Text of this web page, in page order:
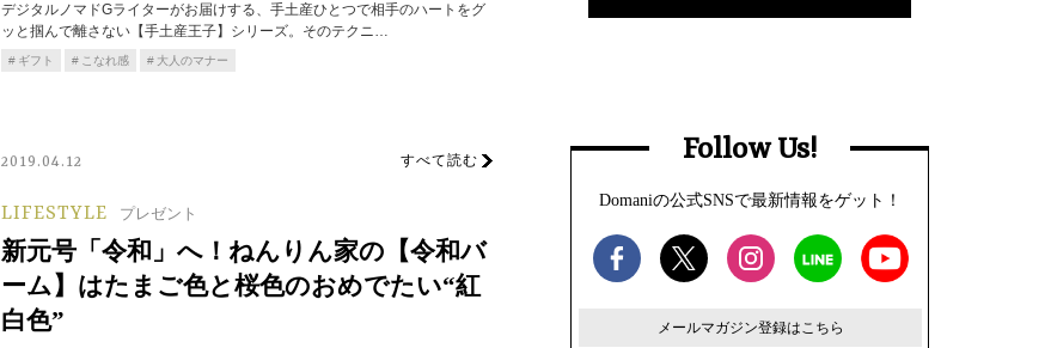
デジタルノマドGライターがお届けする、手土産ひとつで相手のハートをグ
ッと掴んで離さない【手土産王子】シリーズ。そのテクニ…
ギフト こなれ感 大人のマナー
2019.04.12 すべて読む
LIFESTYLE プレゼント
新元号「令和」へ！ねんりん家の【令和バ
ーム】はたまご色と桜色のおめでたい“紅
白色”
Follow Us!
Domaniの公式SNSで最新情報をゲット！
メールマガジン登録はこちら